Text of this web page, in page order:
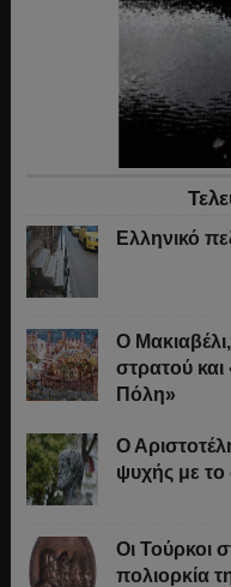
Ελληνικό
Ο
στρατού
Πόλη»
Ο
ψυχής με
Οι Τούρκοι
πολιορκία